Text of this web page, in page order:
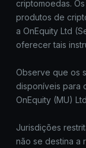
criptomoedas.
produtos de
a OnEquity Ltd
oferecer tais
Observe que os
disponíveis para
OnEquity (MU)
Jurisdições
não se destina a